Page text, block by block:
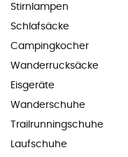
Stirnlampen
Schlafsäcke
Campingkocher
Wanderrucksäcke
Eisgeräte
Wanderschuhe
Trailrunningschuhe
Laufschuhe